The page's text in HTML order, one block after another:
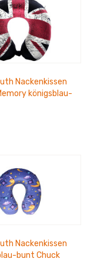
Nackenkissen
königsblau-
Nackenkissen
bunt Chuck